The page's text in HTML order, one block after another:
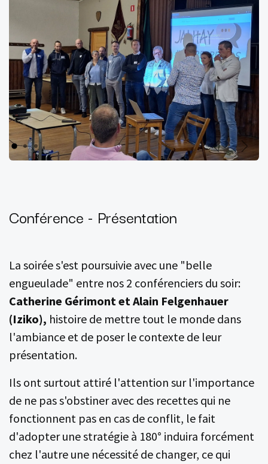
Précédent
Conférence - Présentation
La soirée s'est poursuivie avec une "belle
engueulade" entre nos 2 conférenciers du soir:
Catherine Gérimont et Alain Felgenhauer
(Iziko), histoire de mettre tout le monde dans
l'ambiance et de poser le contexte de leur
présentation.
Ils ont surtout attiré l'attention sur l'importance
de ne pas s'obstiner avec des recettes qui ne
fonctionnent pas en cas de conflit, le fait
d'adopter une stratégie à 180° induira forcément
chez l'autre une nécessité de changer, ce qui